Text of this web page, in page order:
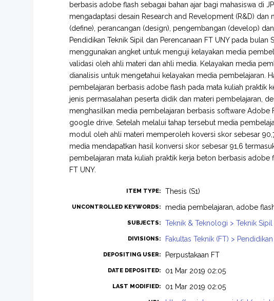
berbasis adobe flash sebagai bahan ajar bagi mahasiswa di
mengadaptasi desain Research and Revelopment (R&D)
(define), perancangan (design), pengembangan (develop)
Pendidikan Teknik Sipil dan Perencanaan FT UNY pada
menggunakan angket untuk menguji kelayakan media
validasi oleh ahli materi dan ahli media. Kelayakan media
dianalisis untuk mengetahui kelayakan media pembelajaran.
pembelajaran berbasis adobe flash pada mata kuliah praktik
jenis permasalahan peserta didik dan materi pembelajaran,
menghasilkan media pembelajaran berbasis software
google drive. Setelah melalui tahap tersebut media
modul oleh ahli materi memperoleh koversi skor sebesar
media mendapatkan hasil konversi skor sebesar 91,6
pembelajaran mata kuliah praktik kerja beton berbasis
FT UNY.
ITEM TYPE: Thesis (S1)
UNCONTROLLED KEYWORDS: media pembelajaran, adobe
SUBJECTS: Teknik & Teknologi > Teknik
DIVISIONS: Fakultas Teknik (FT) >
DEPOSITING USER: Perpustakaan FT
DATE DEPOSITED: 01 Mar 2019 02:05
LAST MODIFIED: 01 Mar 2019 02:05